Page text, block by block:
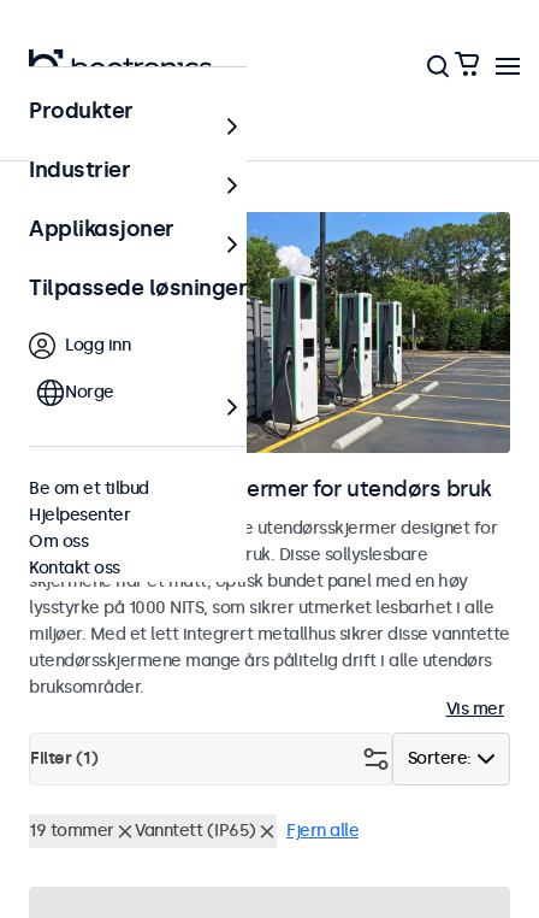
Utendørs
Skjermer og touchskjermer for utendørs bruk
Utforsk våre værbestandige utendørsskjermer designet for
industriell og kommersiell bruk. Disse sollyslesbare
skjermene har et matt, optisk bundet panel med en høy
lysstyrke på 1000 NITS, som sikrer utmerket lesbarhet i alle
miljøer. Med et lett integrert metallhus sikrer disse vanntette
utendørsskjermene mange års pålitelig drift i alle utendørs
bruksområder.
Vis mer
Sortere:
Filter (1)
19 tommer Vanntett (IP65) Fjern alle
Produkter
Industrier
Applikasjoner
Tilpassede løsninger
Logg inn
Norge
Be om et tilbud
Hjelpesenter
Om oss
Kontakt oss